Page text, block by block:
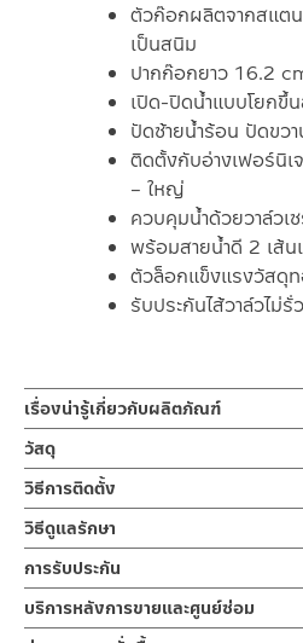
ตัวก๊อกผลิตจากสแต
เป็นสนิม
ปากก๊อกยาว 16.2
เปิด-ปิดน้ำแบบโยกขึ้
ปัดซ้ายน้ำร้อน ปัดขวา
ติดตั้งกับอ่างเฟอร์นิ
– ใหญ่
ควบคุมน้ำด้วยวาล์วเ
พร้อมสายน้ำดี 2 เส้น
ตัวล็อกแข็งแรงวัสดุ
รับประกันไส้วาล์วไม่
เรื่องน่ารู้เกี่ยวกับผลิตภัณฑ์
ก๊อกล้างหน้าผสมร้อนเย็น สแตนเลส
ก๊อกอ่างล้างหน้าผสมร้อนเย็น สีสแตนเ
อ่างล้างหน้าบนเคาน์เตอร์ได้ทุกสไตล์
ตัวก๊อกผลิตจากสแตนเลส เกรด 304 ท
สัมผัสถึงความเรียบง่าย ปากก๊อกยาว
ปลายตัดโค้งสวยงาม เปิด-ปิดน้ำแบบโ
น้ำเย็น ด้านในวาล์วควบคุมน้ำและรับแร
แนะนำให้ติดตั้งกับอ่างเฟอร์นิเจอร์แบ
วัสดุ
ตัวก๊อก
ผลิตจากสแตนเลส เกรด 304 ทนทาน ไ
ตัวล็อกใต้ฐาน
วัสดุทองเหลืองคุณภาพดีแข็งแรงไม่ผุก
วิธีการติดตั้ง
– ติดตั้งเคาน์เตอร์อ่างล้างหน้า
– ใช้ร่วมกับสต็อปวาล์ว 3 ทางเข้ากับสาย
– ต่อสายน้ำดีเข้ากับอ่างล้างหน้าและตัว
วิธีดูแลรักษา
– ทำความสะอาดผลิตภัณฑ์ด้วยน้ำยาล้
ออกด้วยน้ำเย็น จากนั้นเช็ดออกด้วยผ้า
กระดาษชำระแผ่นใหญ่
การรับประกัน
รับประกันไส้วาล์วไม่รั่วซึม 10 ปี
บริการหลังการขายและศูนย์ซ่อม